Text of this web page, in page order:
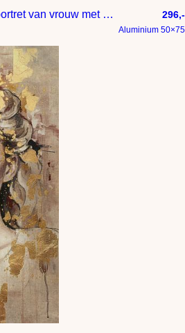
Schoonheid van goud – portret van vrouw met gesloten ogen – luxe wanddecoratie in hotel chique stijl 296,-
Aluminium 50×75